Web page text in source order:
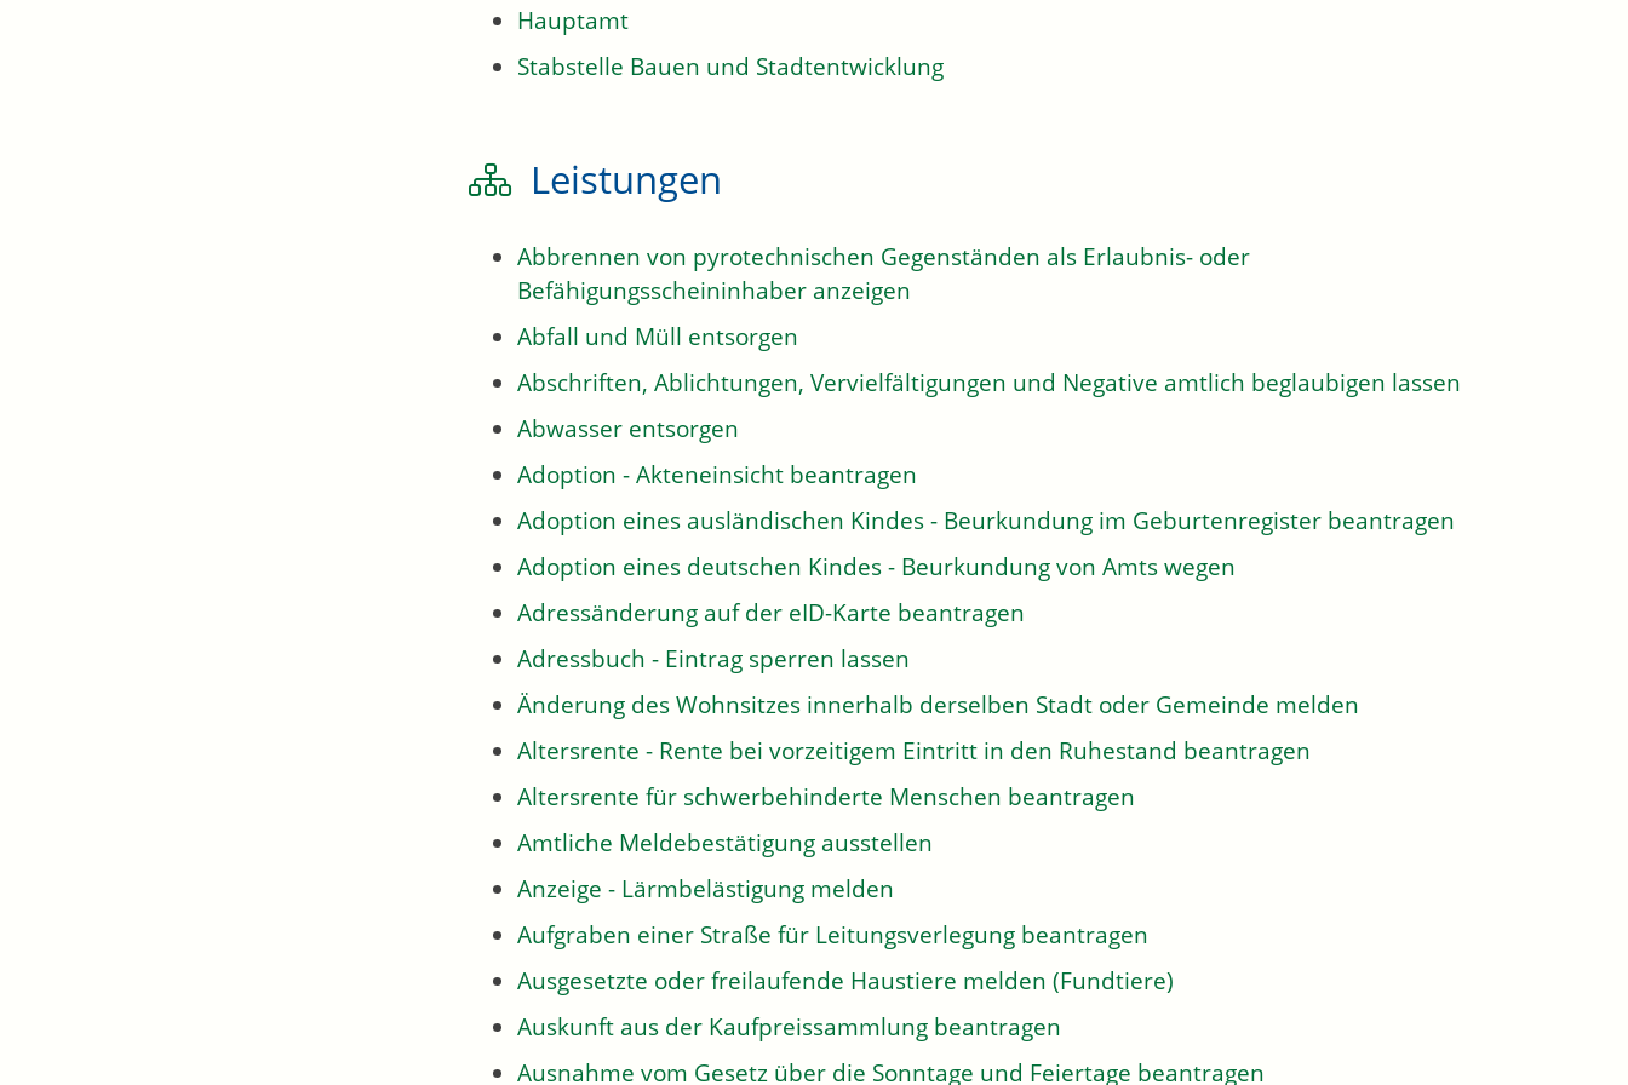
Hauptamt
Stabstelle Bauen und Stadtentwicklung
Leistungen
Abbrennen von pyrotechnischen Gegenständen als Erlaubnis- oder
Befähigungsscheininhaber anzeigen
Abfall und Müll entsorgen
Abschriften, Ablichtungen, Vervielfältigungen und Negative amtlich beglaubigen lassen
Abwasser entsorgen
Adoption - Akteneinsicht beantragen
Adoption eines ausländischen Kindes - Beurkundung im Geburtenregister beantragen
Adoption eines deutschen Kindes - Beurkundung von Amts wegen
Adressänderung auf der eID-Karte beantragen
Adressbuch - Eintrag sperren lassen
Änderung des Wohnsitzes innerhalb derselben Stadt oder Gemeinde melden
Altersrente - Rente bei vorzeitigem Eintritt in den Ruhestand beantragen
Altersrente für schwerbehinderte Menschen beantragen
Amtliche Meldebestätigung ausstellen
Anzeige - Lärmbelästigung melden
Aufgraben einer Straße für Leitungsverlegung beantragen
Ausgesetzte oder freilaufende Haustiere melden (Fundtiere)
Auskunft aus der Kaufpreissammlung beantragen
Ausnahme vom Gesetz über die Sonntage und Feiertage beantragen